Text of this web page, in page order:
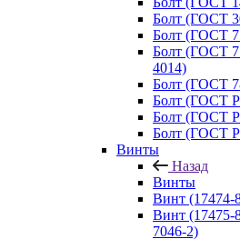
Болт (ГОСТ
Болт (ГОСТ
Болт (ГОСТ
4014)
Болт (ГОСТ
Болт (ГОСТ
Болт (ГОСТ
Болт (ГОСТ
Винты
Назад
Винты
Винт
Винт
7046-2)